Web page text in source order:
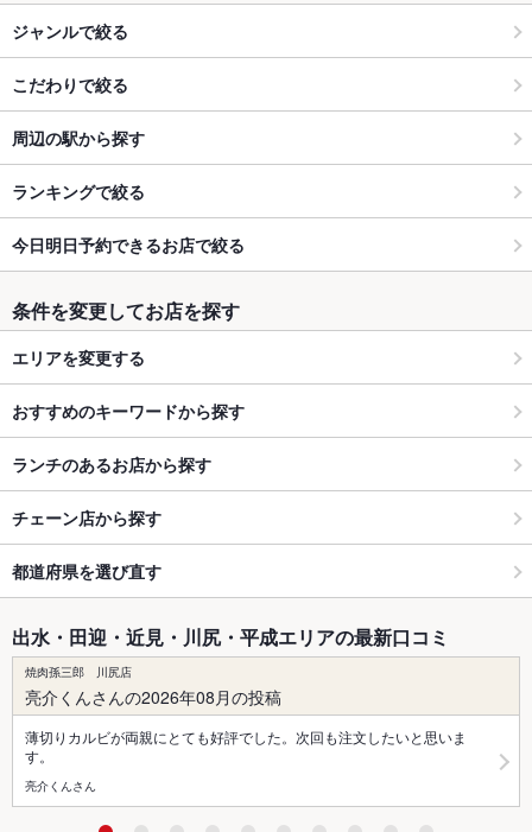
ジャンルで絞る
こだわりで絞る
周辺の駅から探す
ランキングで絞る
今日明日予約できるお店で絞る
条件を変更してお店を探す
エリアを変更する
おすすめのキーワードから探す
ランチのあるお店から探す
チェーン店から探す
都道府県を選び直す
出水・田迎・近見・川尻・平成エリアの最新口コミ
焼肉孫三郎 川尻店
亮介くんさんの2026年08月の投稿
薄切りカルビが両親にとても好評でした。次回も注文したいと思いま
す。
亮介くんさん